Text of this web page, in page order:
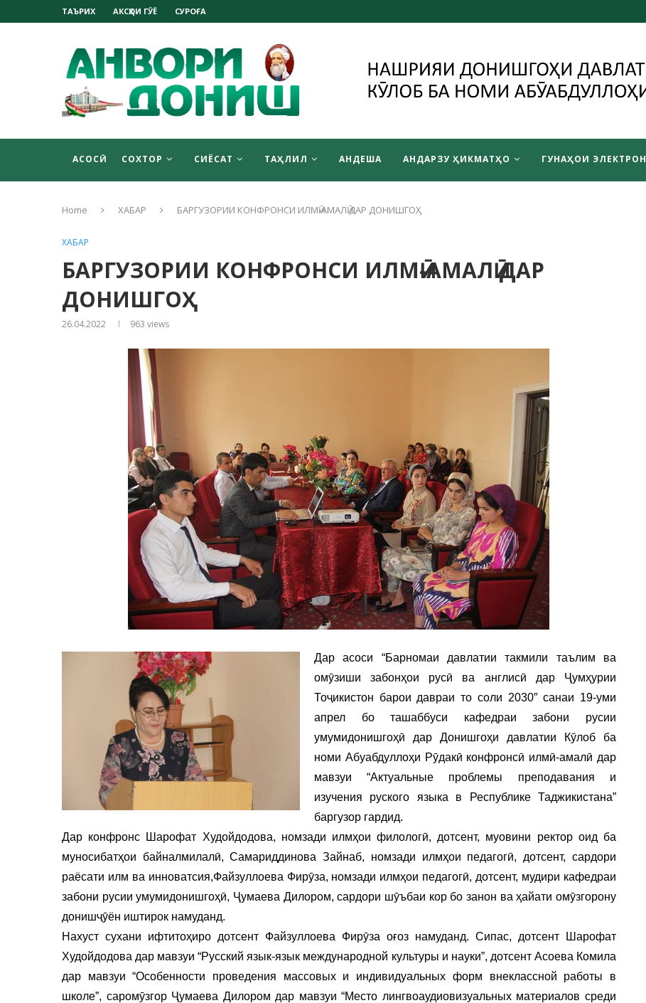
ТАЪРИХ АКСҲОИ ГӮЁ СУРОҒА
АСОСӢ СОХТОР СИЁСАТ ТАҲЛИЛ АНДЕША АНДАРЗУ ҲИКМАТҲО ГУНАҲОИ ЭЛЕКТРОНӢ
Home ХАБАР БАРГУЗОРИИ КОНФРОНСИ ИЛМӢ-АМАЛӢ ДАР ДОНИШГОҲ
ХАБАР
БАРГУЗОРИИ КОНФРОНСИ ИЛМӢ-АМАЛӢ ДАР
ДОНИШГОҲ
26.04.2022 963 views
Дар асоси “Барномаи давлатии такмили таълим ва
омӯзиши забонҳои русӣ ва англисӣ дар Ҷумҳурии
Тоҷикистон барои давраи то соли 2030″ санаи 19-уми
апрел бо ташаббуси кафедраи забони русии
умумидонишгоҳӣ дар Донишгоҳи давлатии Кӯлоб ба
номи Абуабдуллоҳи Рӯдакӣ конфронсӣ илмӣ-амалӣ дар
мавзуи “Актуальные проблемы преподавания и
изучения руского языка в Республике Таджикистана”
баргузор гардид.
Дар конфронс Шарофат Худойдодова, номзади илмҳои филологӣ, дотсент, муовини ректор оид ба
муносибатҳои байналмилалӣ, Самариддинова Зайнаб, номзади илмҳои педагогӣ, дотсент, сардори
раёсати илм ва инноватсия,Файзуллоева Фирӯза, номзади илмҳои педагогӣ, дотсент, мудири кафедраи
забони русии умумидонишгоҳӣ, Ҷумаева Дилором, сардори шӯъбаи кор бо занон ва ҳайати омӯзгорону
донишҷӯён иштирок намуданд.
Нахуст сухани ифтитоҳиро дотсент Файзуллоева Фирӯза оғоз намуданд. Сипас, дотсент Шарофат
Худойдодова дар мавзуи “Русский язык-язык международной культуры и науки”, дотсент Асоева Комила
дар мавзуи “Особенности проведения массовых и индивидуальных форм внеклассной работы в
школе”, саромӯзгор Ҷумаева Дилором дар мавзуи “Место лингвоаудиовизуальных материалов среди